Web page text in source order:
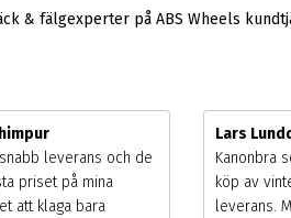
& fälgexperter på ABS Wheels
leverans och de
priset på mina
att klaga bara
Lars
Kanonbra
köp av
leverans.